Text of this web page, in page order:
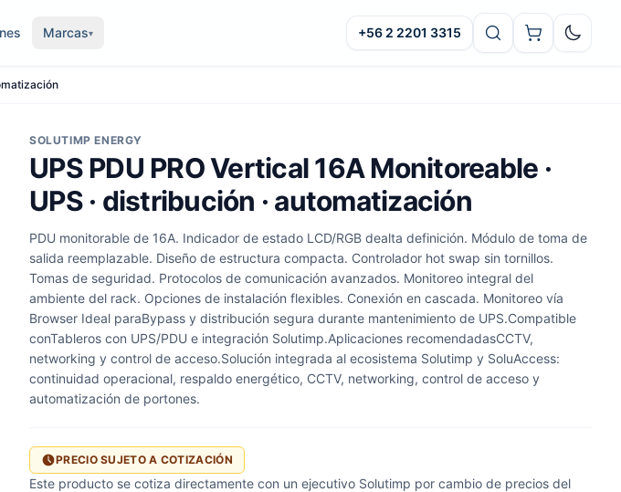
Marcas▾ +56 2 2201 3315 Oscuro
SOLUTIMP ENERGY
UPS PDU PRO Vertical 16A Monitoreable ·
UPS · distribución · automatización
PDU monitorable de 16A. Indicador de estado LCD/RGB dealta definición. Módulo de toma de
salida reemplazable. Diseño de estructura compacta. Controlador hot swap sin tornillos.
Tomas de seguridad. Protocolos de comunicación avanzados. Monitoreo integral del
ambiente del rack. Opciones de instalación flexibles. Conexión en cascada. Monitoreo vía
Browser Ideal paraBypass y distribución segura durante mantenimiento de UPS.Compatible
conTableros con UPS/PDU e integración Solutimp.Aplicaciones recomendadasCCTV,
networking y control de acceso.Solución integrada al ecosistema Solutimp y SoluAccess:
continuidad operacional, respaldo energético, CCTV, networking, control de acceso y
automatización de portones.
PRECIO SUJETO A COTIZACIÓN
Este producto se cotiza directamente con un ejecutivo Solutimp por cambio de precios del